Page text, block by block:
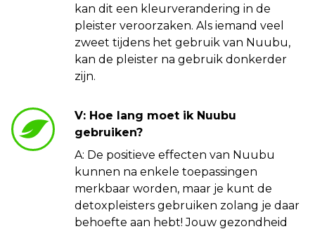
kan dit een kleurverandering in de
pleister veroorzaken. Als iemand veel
zweet tijdens het gebruik van Nuubu,
kan de pleister na gebruik donkerder
zijn.
V: Hoe lang moet ik Nuubu
gebruiken?
A: De positieve effecten van Nuubu
kunnen na enkele toepassingen
merkbaar worden, maar je kunt de
detoxpleisters gebruiken zolang je daar
behoefte aan hebt! Jouw gezondheid